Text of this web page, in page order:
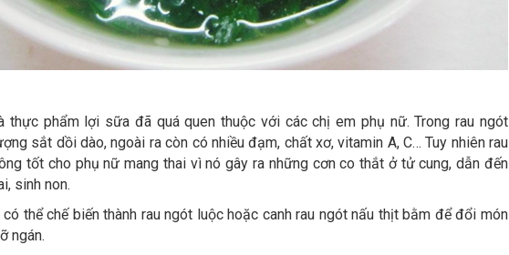
thực phẩm lợi sữa đã quá quen thuộc với các chị em phụ nữ. Trong rau ngót
sắt dồi dào, ngoài ra còn có nhiều đạm, chất xơ, vitamin A, C… Tuy nhiên rau
tốt cho phụ nữ mang thai vì nó gây ra những cơn co thắt ở tử cung, dẫn đến
sinh non.
thể chế biến thành rau ngót luộc hoặc canh rau ngót nấu thịt bằm để đổi món
ngán.